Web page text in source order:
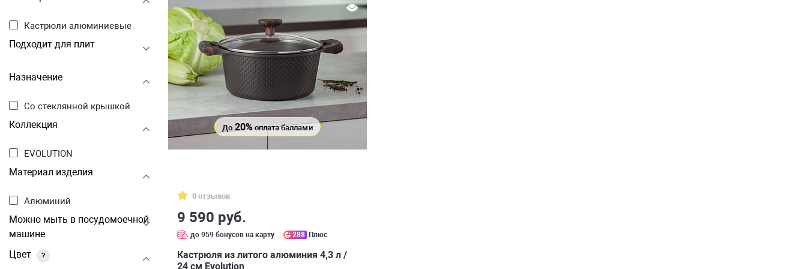
Кастрюли алюминиевые
Подходит для плит
Назначение
Со стеклянной крышкой
Коллекция
EVOLUTION
Материал изделия
Алюминий
Можно мыть в посудомоечной
машине
Цвет
?
До 20%оплата баллами
0 отзывов
9 590 руб.
до 959 бонусов на карту 288 Плюс
Кастрюля из литого алюминия 4,3 л /
24 см Evolution